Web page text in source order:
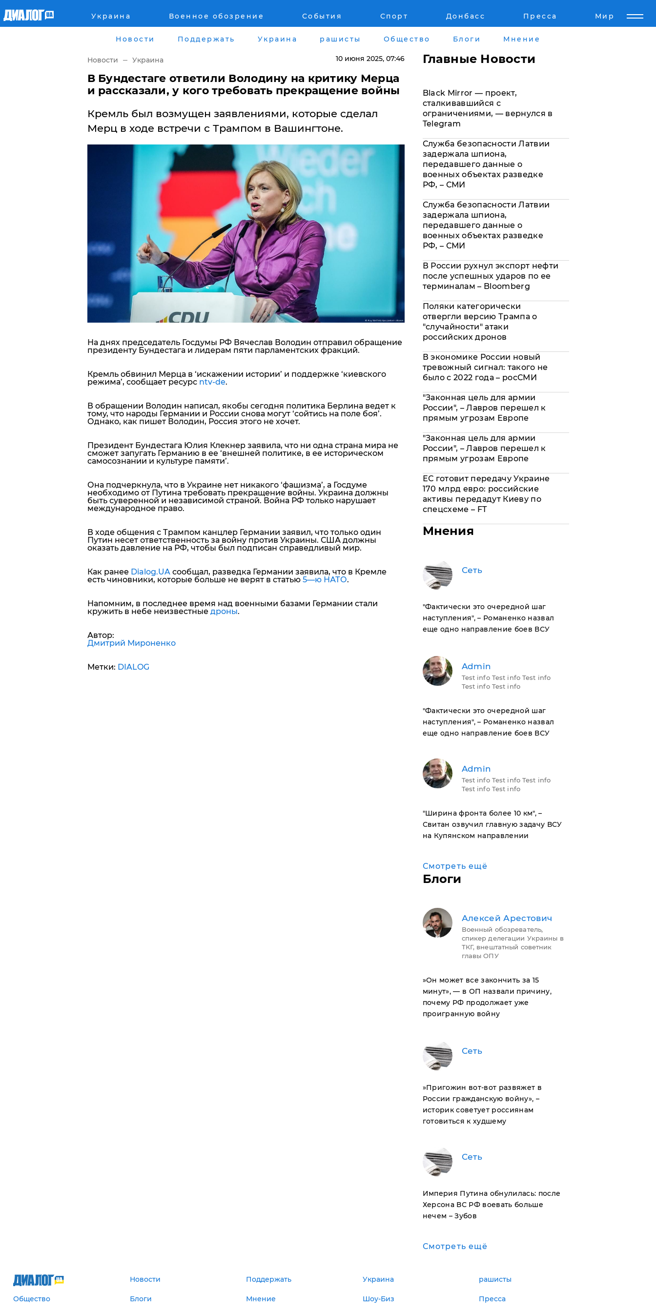
Украина Военное обозрение События Спорт Донбасс Пресса Мир
Военное обозрение
Города
Луганск
Киев
Харьков
Днепр
Львов
Одесса
Война на Донбассе и в Крыму
"ЛНР"
Оккупация Крыма
Новости Крыма
Донбасс
Армия Украины
Лайф стайл
Помощь проекту
Стиль Диалога
Культура
Пресс-релизы
Новости Поддержать Украина рашисты Общество Блоги Мнение
Новости Украина 10 июня 2025, 07:46
​В Бундестаге ответили Володину на критику Мерца
и рассказали, у кого требовать прекращение войны
Кремль был возмущен заявлениями, которые сделал
Мерц в ходе встречи с Трампом в Вашингтоне.
На днях председатель Госдумы РФ Вячеслав Володин отправил обращение
президенту Бундестага и лидерам пяти парламентских фракций.
Кремль обвинил Мерца в ‘искажении истории’ и поддержке ‘киевского
режима’, сообщает ресурс ntv-de.
В обращении Володин написал, якобы сегодня политика Берлина ведет к
тому, что народы Германии и России снова могут ‘сойтись на поле боя’.
Однако, как пишет Володин, Россия этого не хочет.
Президент Бундестага Юлия Клекнер заявила, что ни одна страна мира не
сможет запугать Германию в ее ‘внешней политике, в ее историческом
самосознании и культуре памяти’.
Она подчеркнула, что в Украине нет никакого ‘фашизма’, а Госдуме
необходимо от Путина требовать прекращение войны. Украина должны
быть суверенной и независимой страной. Война РФ только нарушает
международное право.
В ходе общения с Трампом канцлер Германии заявил, что только один
Путин несет ответственность за войну против Украины. США должны
оказать давление на РФ, чтобы был подписан справедливый мир.
Как ранее Dialog.UAсообщал, разведка Германии заявила, что в Кремле
есть чиновники, которые больше не верят в статью 5—ю НАТО.
Напомним, в последнее время над военными базами Германии стали
кружить в небе неизвестные дроны.
Автор:
Дмитрий Мироненко
Метки: DIALOG
Главные Новости
Black Mirror — проект,
сталкивавшийся с
ограничениями, — вернулся в
Telegram
Служба безопасности Латвии
задержала шпиона,
передавшего данные о
военных объектах разведке
РФ, – СМИ
Служба безопасности Латвии
задержала шпиона,
передавшего данные о
военных объектах разведке
РФ, – СМИ
В России рухнул экспорт нефти
после успешных ударов по ее
терминалам – Bloomberg
Поляки категорически
отвергли версию Трампа о
"случайности" атаки
российских дронов
В экономике России новый
тревожный сигнал: такого не
было с 2022 года – росСМИ
"Законная цель для армии
России", – Лавров перешел к
прямым угрозам Европе
"Законная цель для армии
России", – Лавров перешел к
прямым угрозам Европе
ЕС готовит передачу Украине
170 млрд евро: российские
активы передадут Киеву по
спецсхеме – FT
Мнения
Сеть
​"Фактически это очередной шаг
наступления", – Романенко назвал
еще одно направление боев ВСУ
Admin
Test info Test info Test info
Test info Test info
​"Фактически это очередной шаг
наступления", – Романенко назвал
еще одно направление боев ВСУ
Admin
Test info Test info Test info
Test info Test info
​"Ширина фронта более 10 км", –
Свитан озвучил главную задачу ВСУ
на Купянском направлении
Смотреть ещё
Блоги
Алексей Арестович
Военный обозреватель,
спикер делегации Украины в
ТКГ, внештатный советник
главы ОПУ
​»Он может все закончить за 15
минут», — в ОП назвали причину,
почему РФ продолжает уже
проигранную войну
Сеть
​»Пригожин вот-вот развяжет в
России гражданскую войну», –
историк советует россиянам
готовиться к худшему
Сеть
Империя Путина обнулилась: после
Херсона ВС РФ воевать больше
нечем – Зубов
Смотреть ещё
Новости Поддержать Украина рашисты
Общество Блоги Мнение Шоу-Биз Пресса